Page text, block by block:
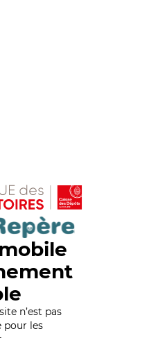
n’est pas
pour les